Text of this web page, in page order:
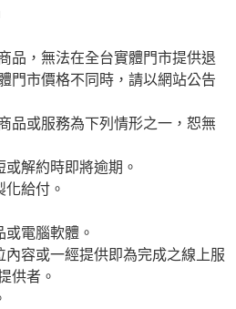
品，無法在全台實體門市提供退
門市價格不同時，請以網站公告
品或服務為下列情形之一，恕無
解約時即將逾期。
給付。
電腦軟體。
容或一經提供即為完成之線上服
供者。